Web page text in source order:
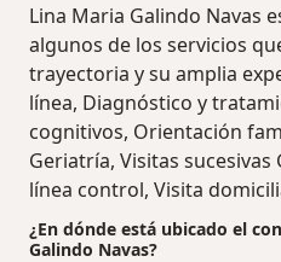
Lina Maria Galindo Navas
algunos de los servicios
trayectoria y su amplia
línea, Diagnóstico y
cognitivos, Orientación
Geriatría, Visitas
línea control, Visita
¿En dónde está ubicado el
Galindo Navas?